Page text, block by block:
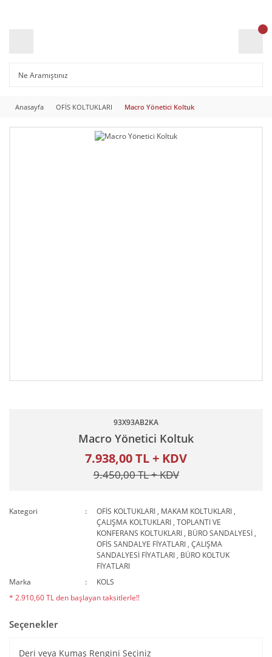
Anasayfa OFİS KOLTUKLARI Macro Yönetici Koltuk
93X93AB2KA
Macro Yönetici Koltuk
7.938,00 TL + KDV
9.450,00 TL + KDV
Kategori OFİS KOLTUKLARI , MAKAM KOLTUKLARI ,
ÇALIŞMA KOLTUKLARI ,TOPLANTI VE
KONFERANS KOLTUKLARI , BÜRO SANDALYESİ ,
OFİS SANDALYE FİYATLARI ,ÇALIŞMA
SANDALYESİ FİYATLARI , BÜRO KOLTUK
FİYATLARI
Marka
KOLS
* 2.910,60 TL den başlayan taksitlerle!!
Seçenekler